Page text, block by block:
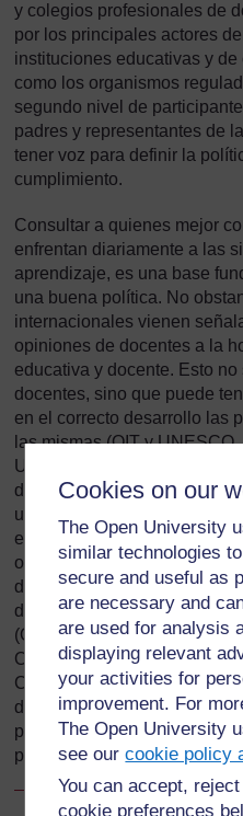
Cookies on our
The Open University
similar technologies
secure and useful as
are necessary and
are used for analysis
displaying relevant
your activities for
improvement. For
The Open University
see ourcookie policy
You can accept,
cookie preferences
y colegios profesionales de
por los principales actores
instituciones educativas y
como los organismos
segundo nivel de
padres y representantes de
tener voz para definir la
cumplimiento.
Consultar a quienes mejor
enfrentan diariamente a las
aprendizaje, es una base
una buena política. No
internacionales vienen
opiniones de docentes a la
educativa y docente. Esto
docentes, sino que puede
en el correcto desarrollo las
las mismas (OIT y
UNESCO, 2014a: 220-222).
docente inclusiva e integral
un diálogo social (entre
educativas y profesores,
organizaciones
de la política con otras
dinámica de enseñanza y
(OIT/UNESCO, 1966: arts.
OCDE, 2005: 214-218;
Capítulos 4 y 5 se trata con
docentes, los sindicatos de
profesionales en el
política.